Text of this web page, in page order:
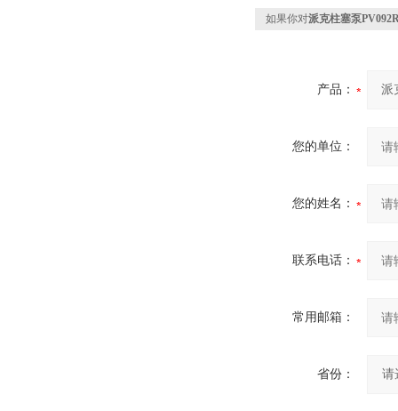
如果你对派克柱塞泵
产品：
您的单位：
您的姓名：
联系电话：
常用邮箱：
省份：